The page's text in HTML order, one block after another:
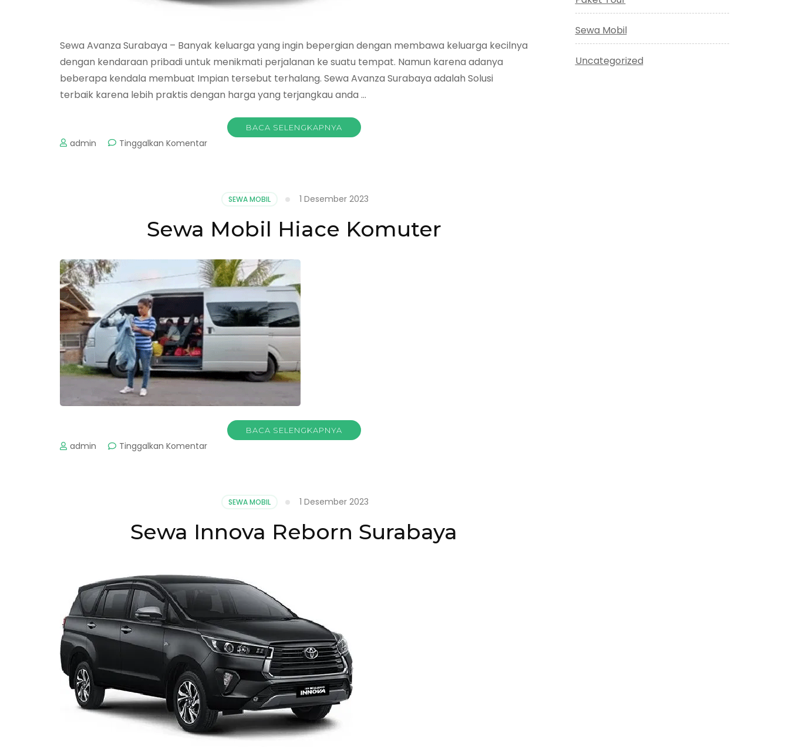
Sewa Avanza Surabaya – Banyak keluarga yang ingin bepergian dengan membawa keluarga kecilnya
dengan kendaraan pribadi untuk menikmati perjalanan ke suatu tempat. Namun karena adanya
beberapa kendala membuat Impian tersebut terhalang. Sewa Avanza Surabaya adalah Solusi
terbaik karena lebih praktis dengan harga yang terjangkau anda …
BACA SELENGKAPNYA
admin Tinggalkan Komentarpada
SEWA MOBIL 1 Desember 2023
Sewa Mobil Hiace Komuter
BACA SELENGKAPNYA
admin Tinggalkan Komentarpada
SEWA MOBIL 1 Desember 2023
Sewa Innova Reborn Surabaya
Sewa Mobil
Uncategorized